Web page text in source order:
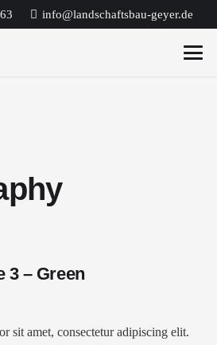
info@landschaftsbau-geyer.de
3 – Green
sit amet, consectetur adipiscing elit.